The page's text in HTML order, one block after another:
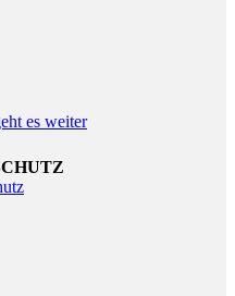
es weiter